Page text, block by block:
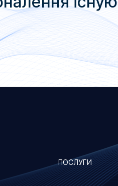
ПОСЛУГИ